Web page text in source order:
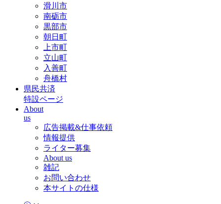
滑川市
南砺市
黒部市
朝日町
上市町
立山町
入善町
舟橋村
県民共済
特設ページ
About
us
広告掲載&仕事依頼
情報提供
ライター募集
About us
雑記
お問い合わせ
本サイトの仕様